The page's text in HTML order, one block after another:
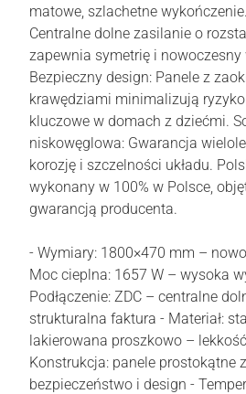
matowe, szlachetne
Centralne dolne zasilanie o
zapewnia symetrię i
Bezpieczny design: Panele z
krawędziami minimalizują
kluczowe w domach z dziećmi.
niskowęglowa: Gwarancja
korozję i szczelności układu.
wykonany w 100% w Polsce,
gwarancją producenta.
- Wymiary: 1800×470 mm –
Moc cieplna: 1657 W – wysoka
Podłączenie: ZDC – centralne
strukturalna faktura - Materiał:
lakierowana proszkowo –
Konstrukcja: panele prostokątne
bezpieczeństwo i design -